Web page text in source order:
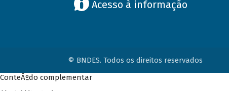
Acesso à informação
© BNDES. Todos os direitos reservados
ConteÃºdo complementar